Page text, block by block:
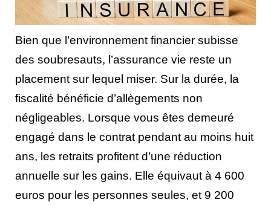
Bien que l’environnement financier subisse
des soubresauts, l’assurance vie reste un
placement sur lequel miser. Sur la durée, la
fiscalité bénéficie d’allègements non
négligeables. Lorsque vous êtes demeuré
engagé dans le contrat pendant au moins huit
ans, les retraits profitent d’une réduction
annuelle sur les gains. Elle équivaut à 4 600
euros pour les personnes seules, et 9 200